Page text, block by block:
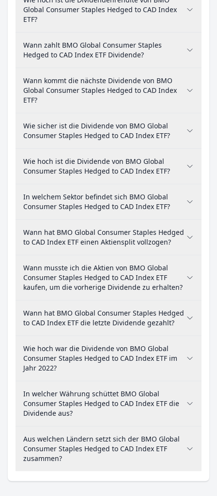
Global Consumer Staples Hedged to CAD Index
ETF?
Wann zahlt BMO Global Consumer Staples
Hedged to CAD Index ETF Dividende?
Wann kommt die nächste Dividende von BMO
Global Consumer Staples Hedged to CAD Index
ETF?
Wie sicher ist die Dividende von BMO Global
Consumer Staples Hedged to CAD Index ETF?
Wie hoch ist die Dividende von BMO Global
Consumer Staples Hedged to CAD Index ETF?
In welchem Sektor befindet sich BMO Global
Consumer Staples Hedged to CAD Index ETF?
Wann hat BMO Global Consumer Staples Hedged
to CAD Index ETF einen Aktiensplit vollzogen?
Wann musste ich die Aktien von BMO Global
Consumer Staples Hedged to CAD Index ETF
kaufen, um die vorherige Dividende zu erhalten?
Wann hat BMO Global Consumer Staples Hedged
to CAD Index ETF die letzte Dividende gezahlt?
Wie hoch war die Dividende von BMO Global
Consumer Staples Hedged to CAD Index ETF im
Jahr 2022?
In welcher Währung schüttet BMO Global
Consumer Staples Hedged to CAD Index ETF die
Dividende aus?
Aus welchen Ländern setzt sich der BMO Global
Consumer Staples Hedged to CAD Index ETF
zusammen?